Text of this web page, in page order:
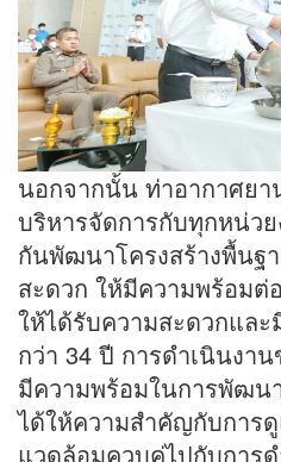
นอกจากนั้น ท่าอากาศยา
บริหารจัดการกับทุกหน่วย
กันพัฒนาโครงสร้างพื้นฐ
สะดวก ให้มีความพร้อมต่
ให้ได้รับความสะดวกแล
กว่า 34 ปี การดำเนินงา
มีความพร้อมในการพัฒน
ได้ให้ความสำคัญกับการ
แวดล้อมควบคู่ไปกับการ